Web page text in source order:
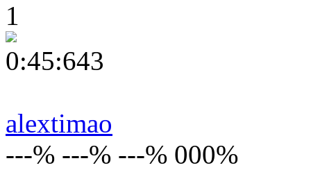
1
0:45:643
alextimao
---% ---% ---% 000%